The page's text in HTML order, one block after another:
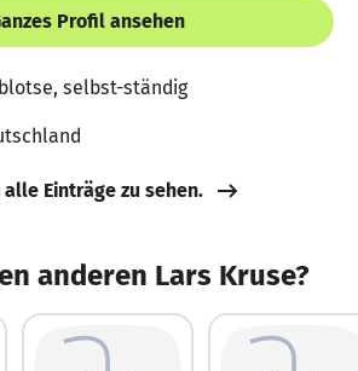
Profil ansehen
selbst-ständig
alle Einträge zu sehen.
anderen Lars Kruse?